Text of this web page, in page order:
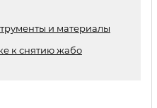
и материалы
к снятию жабо